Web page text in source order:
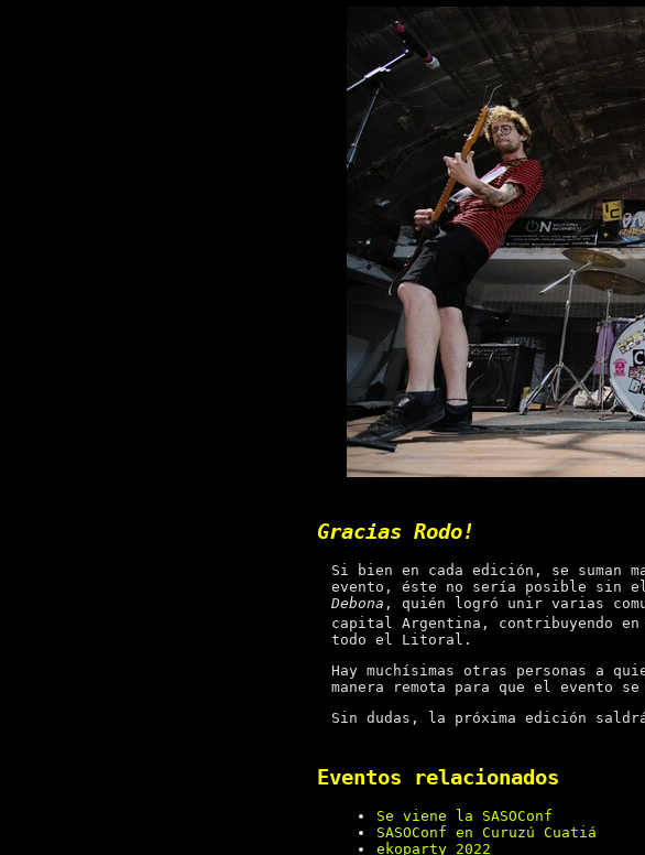
Gracias Rodo!
Si bien en cada edición, se suman
evento, éste no sería posible sin
Debona , quién logró unir varias
capital Argentina, contribuyendo
todo el Litoral.
Hay muchísimas otras personas a
manera remota para que el evento
Sin dudas, la próxima edición saldrá
Eventos relacionados
Se viene la SASOConf
SASOConf en Curuzú Cuatiá
ekoparty 2022